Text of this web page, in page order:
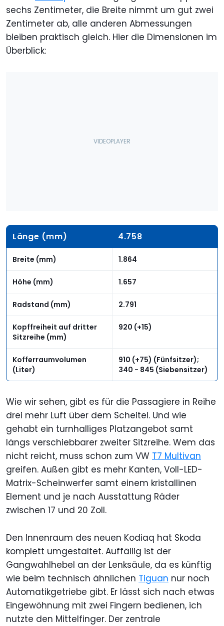
sechs Zentimeter, die Breite nimmt um gut zwei
Zentimeter ab, alle anderen Abmessungen
bleiben praktisch gleich. Hier die Dimensionen im
Überblick:
Länge (mm) 4.758
Breite (mm) 1.864
Höhe (mm) 1.657
Radstand (mm) 2.791
Kopffreiheit auf dritter
Sitzreihe (mm)
920 (+15)
Kofferraumvolumen
(Liter)
910 (+75) (Fünfsitzer);
340 - 845 (Siebensitzer)
Wie wir sehen, gibt es für die Passagiere in Reihe
drei mehr Luft über dem Scheitel. Und wie
gehabt ein turnhalliges Platzangebot samt
längs verschiebbarer zweiter Sitzreihe. Wem das
nicht reicht, muss schon zum VW T7 Multivan
greifen. Außen gibt es mehr Kanten, Voll-LED-
Matrix-Scheinwerfer samt einem kristallinen
Element und je nach Ausstattung Räder
zwischen 17 und 20 Zoll.
Den Innenraum des neuen Kodiaq hat Skoda
komplett umgestaltet. Auffällig ist der
Gangwahlhebel an der Lenksäule, da es künftig
wie beim technisch ähnlichen Tiguan nur noch
Automatikgetriebe gibt. Er lässt sich nach etwas
Eingewöhnung mit zwei Fingern bedienen, ich
nutzte den Mittelfinger. Der zentrale